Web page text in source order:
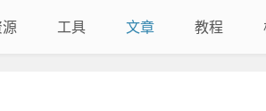
源 工具 文章 教程